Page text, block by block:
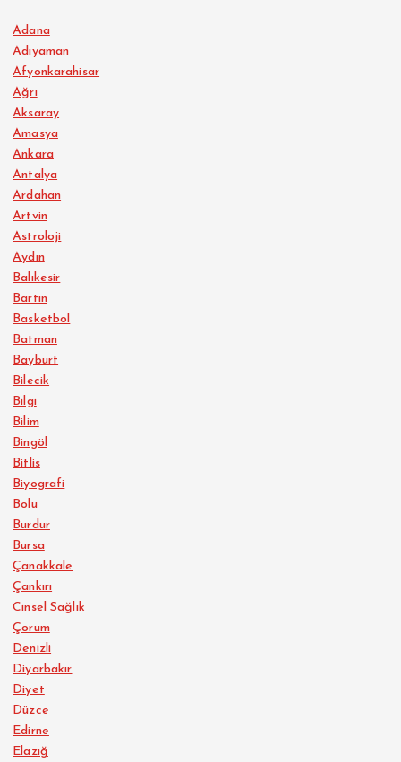
Adana
Adıyaman
Afyonkarahisar
Ağrı
Aksaray
Amasya
Ankara
Antalya
Ardahan
Artvin
Astroloji
Aydın
Balıkesir
Bartın
Basketbol
Batman
Bayburt
Bilecik
Bilgi
Bilim
Bingöl
Bitlis
Biyografi
Bolu
Burdur
Bursa
Çanakkale
Çankırı
Cinsel Sağlık
Çorum
Denizli
Diyarbakır
Diyet
Düzce
Edirne
Elazığ